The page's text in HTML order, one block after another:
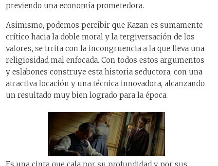
previendo una economía prometedora.
Asimismo, podemos percibir que Kazan es sumamente
crítico hacia la doble moral y la tergiversación de los
valores, se irrita con la incongruencia a la que lleva una
religiosidad mal enfocada. Con todos estos argumentos
y eslabones construye esta historia seductora, con una
atractiva locación y una técnica innovadora, alcanzando
un resultado muy bien logrado para la época.